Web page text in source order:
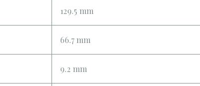
129.5 mm
66.7 mm
9.2 mm